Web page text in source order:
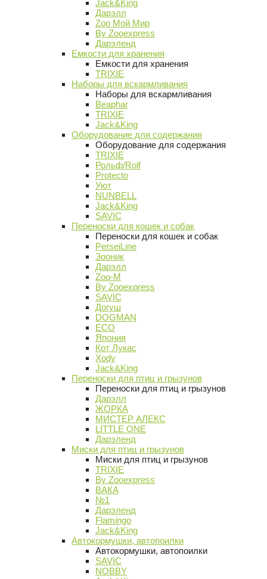
Jack&King
Дарэлл
Zoo Мой Мир
By Zooexpress
Дарэленд
Емкости для хранения
Емкости для хранения
TRIXIE
Наборы для вскармливания
Наборы для вскармливания
Beaphar
TRIXIE
Jack&King
Оборудование для содержания
Оборудование для содержания
TRIXIE
Рольф/Rolf
Protecto
Уют
NUNBELL
Jack&King
SAVIC
Переноски для кошек и собак
Переноски для кошек и собак
PerseiLine
Зооник
Дарэлл
Zoo-M
By Zooexpress
SAVIC
Догуш
DOGMAN
ECO
Япония
Кот Лукас
Xody
Jack&King
Переноски для птиц и грызунов
Переноски для птиц и грызунов
Дарэлл
ЖОРКА
МИСТЕР АЛЕКС
LITTLE ONE
Дарэленд
Миски для птиц и грызунов
Миски для птиц и грызунов
TRIXIE
By Zooexpress
ВАКА
№1
Дарэленд
Flamingo
Jack&King
Автокормушки, автопоилки
Автокормушки, автопоилки
SAVIC
NOBBY